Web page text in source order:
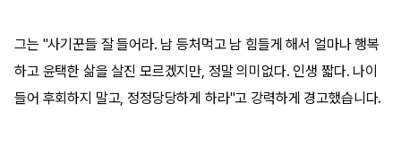
그는 "사기꾼들 잘 들어라. 남 등처먹고 남 힘들게 해서 얼마나 행복
하고 윤택한 삶을 살진 모르겠지만, 정말 의미없다. 인생 짧다. 나이
들어 후회하지 말고, 정정당당하게 하라"고 강력하게 경고했습니다.